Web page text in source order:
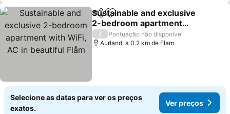
PartilharAdicionar aos favoritos
Sustainable and exclusive
2-bedroom apartment
with WiFi, AC in beautiful
Flåm
/
Pontuação não disponível
Aurland, a 0.2 km de Flam
Selecione as datas para ver os preços
exatos.
Ver preços